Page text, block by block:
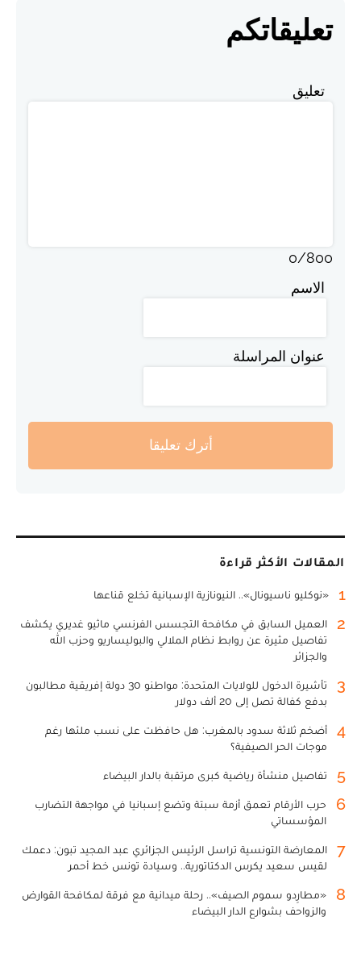
تعليقاتكم
تعليق
0/800
الاسم
عنوان المراسلة
أترك تعليقا
المقالات الأكثر قراءة
1 «نوكليو ناسيونال».. النيونازية الإسبانية تخلع قناعها
2
العميل السابق في مكافحة التجسس الفرنسي ماثيو غديري يكشف
تفاصيل مثيرة عن روابط نظام الملالي والبوليساريو وحزب الله
والجزائر
3
تأشيرة الدخول للولايات المتحدة: مواطنو 30 دولة إفريقية مطالبون
بدفع كفالة تصل إلى 20 ألف دولار
4
أضخم ثلاثة سدود بالمغرب: هل حافظت على نسب ملئها رغم
موجات الحر الصيفية؟
5 تفاصيل منشأة رياضية كبرى مرتقبة بالدار البيضاء
6
حرب الأرقام تعمق أزمة سبتة وتضع إسبانيا في مواجهة التضارب
المؤسساتي
7
المعارضة التونسية تراسل الرئيس الجزائري عبد المجيد تبون: دعمك
لقيس سعيد يكرس الدكتاتورية.. وسيادة تونس خط أحمر
8
«مطارِدو سموم الصيف».. رحلة ميدانية مع فرقة لمكافحة القوارض
والزواحف بشوارع الدار البيضاء